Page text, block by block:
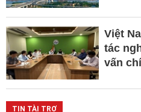
Việt
tác
vấn